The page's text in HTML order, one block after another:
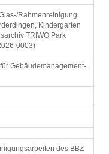
Rahmenreinigung
Kindergarten
TRIWO Park
0003)
Gebäudemanagement-
des BBZ